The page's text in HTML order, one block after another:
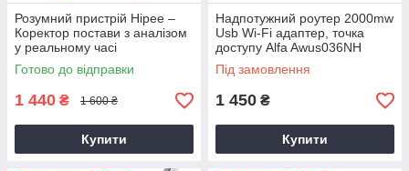
Розумний пристрій Hipee –
Коректор постави з аналізом
у реальному часі
Готово до відправки
1 440 ₴ 1 600 ₴
Купити
Надпотужний роутер 2000mw
Usb Wi-Fi адаптер, точка
доступу Alfa Awus036NH
Під замовлення
1 450 ₴
Купити